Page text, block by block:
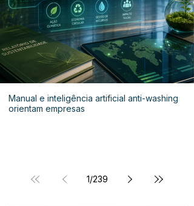
Manual e inteligência artificial anti-washing
orientam empresas
1/239